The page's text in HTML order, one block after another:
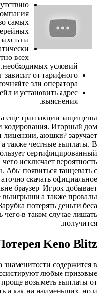
самых
всех
необходимых условий.
от тарифного
зли оператора.
и установить адрес
выяснения.
еще транзакции защищены
кодирования. Игорный дом
лицензии, аюшки? заручает
также честные выплаты. В
сертифицированный
исключает вероятность
Абы появиться танцевать с
скачать официальное
браузер. Игрок добывает
выигрыши а также провалы
потерять деньги беса
чего-в таком случае лишать
получится.
Keno Blitz
содержится в
любые призовые
проще возыметь выплаты от
а как на наименьших, но и